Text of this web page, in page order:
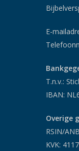
E-
T.n.v.:
IBAN:
Overige
RSIN/
KVK: